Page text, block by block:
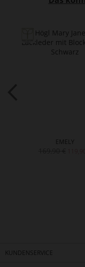
EMELY
KUNDENSERVICE